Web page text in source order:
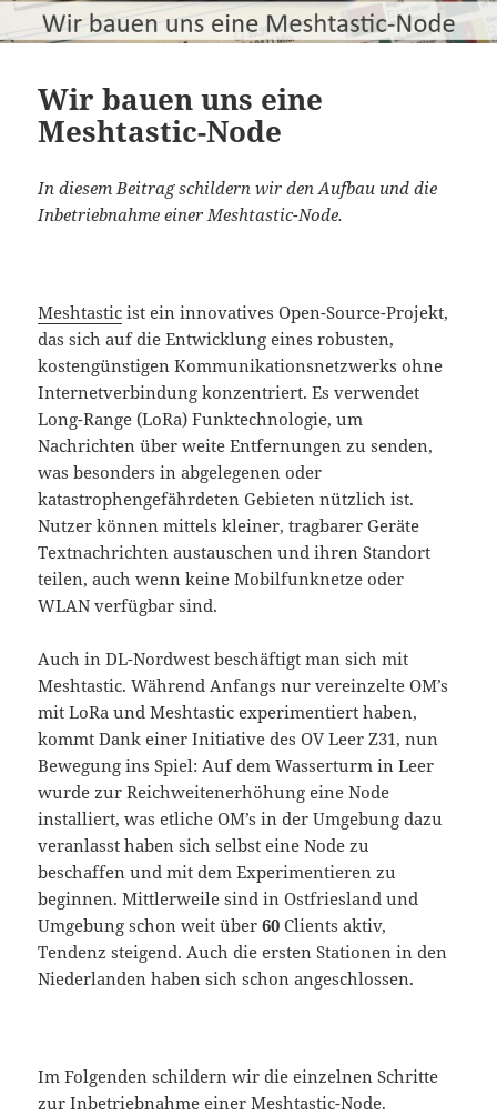
Wir bauen uns eine
Meshtastic-Node
In diesem Beitrag schildern wir den Aufbau und die
Inbetriebnahme einer Meshtastic-Node.
Meshtastic ist ein innovatives Open-Source-Projekt,
das sich auf die Entwicklung eines robusten,
kostengünstigen Kommunikationsnetzwerks ohne
Internetverbindung konzentriert. Es verwendet
Long-Range (LoRa) Funktechnologie, um
Nachrichten über weite Entfernungen zu senden,
was besonders in abgelegenen oder
katastrophengefährdeten Gebieten nützlich ist.
Nutzer können mittels kleiner, tragbarer Geräte
Textnachrichten austauschen und ihren Standort
teilen, auch wenn keine Mobilfunknetze oder
WLAN verfügbar sind.
Auch in DL-Nordwest beschäftigt man sich mit
Meshtastic. Während Anfangs nur vereinzelte OM’s
mit LoRa und Meshtastic experimentiert haben,
kommt Dank einer Initiative des OV Leer Z31, nun
Bewegung ins Spiel: Auf dem Wasserturm in Leer
wurde zur Reichweitenerhöhung eine Node
installiert, was etliche OM’s in der Umgebung dazu
veranlasst haben sich selbst eine Node zu
beschaffen und mit dem Experimentieren zu
beginnen. Mittlerweile sind in Ostfriesland und
Umgebung schon weit über60 Clients aktiv,
Tendenz steigend. Auch die ersten Stationen in den
Niederlanden haben sich schon angeschlossen.
Im Folgenden schildern wir die einzelnen Schritte
zur Inbetriebnahme einer Meshtastic-Node.